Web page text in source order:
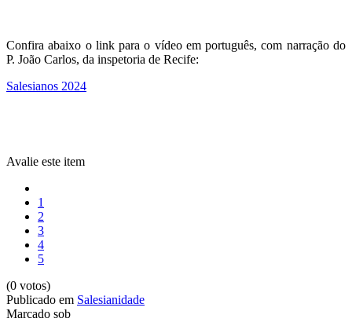
Confira abaixo o link para o vídeo em português, com narração do
P. João Carlos, da inspetoria de Recife:
Salesianos 2024
Avalie este item
1
2
3
4
5
(0 votos)
Publicado em Salesianidade
Marcado sob